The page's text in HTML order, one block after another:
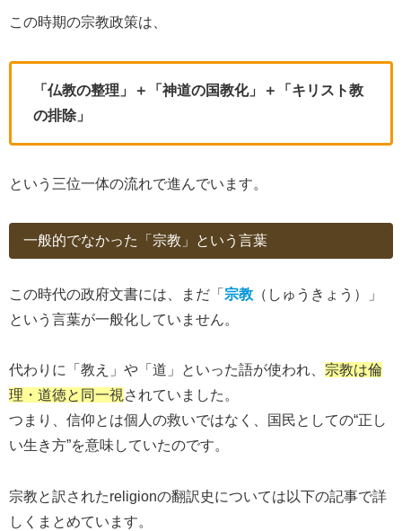
この時期の宗教政策は、
「仏教の整理」＋「神道の国教化」＋「キリスト教
の排除」
という三位一体の流れで進んでいます。
一般的でなかった「宗教」という言葉
この時代の政府文書には、まだ「 宗教 （しゅうきょう）」
という言葉が一般化していません。
代わりに「教え」や「道」といった語が使われ、 宗教は倫
理・道徳と同一視 されていました。
つまり、信仰とは個人の救いではなく、国民としての“正し
い生き方”を意味していたのです。
宗教と訳されたreligionの翻訳史については以下の記事で詳
しくまとめています。